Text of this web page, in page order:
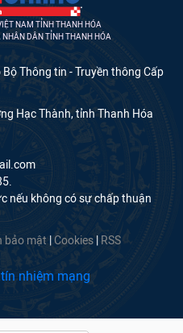
NAM TỈNH THANH HÓA
NHÂN DÂN TỈNH THANH HÓA
Thông tin - Truyền thông Cấp
Hạc Thành, tỉnh Thanh Hóa
nếu không có sự chấp thuận
bảo mật Cookies RSS